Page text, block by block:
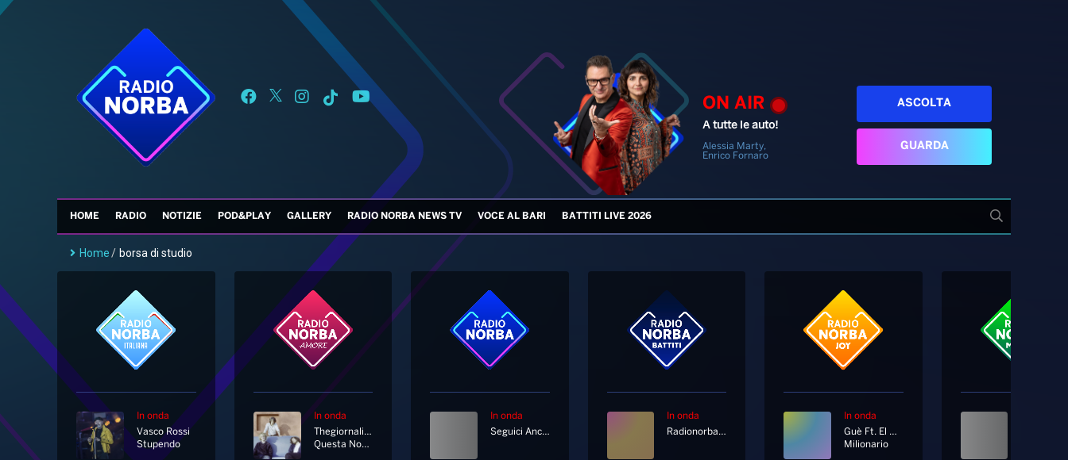
ON AIR
A tutte le auto!
Alessia Marty,
Enrico Fornaro
ASCOLTA
GUARDA
HOME RADIO NOTIZIE POD&PLAY GALLERY RADIO NORBA NEWS TV VOCE AL BARI BATTITI LIVE 2026
Home/ borsa di studio
In onda
Vasco Rossi
Stupendo
In onda
Thegiornalisti
Questa Nostra Stupida Canzone D'amore
In onda
Seguici Anche In Diretta Tv Al Canale 11 E 730 Di Sky
In onda
Radionorba News
In onda
Guè Ft. El Micha
Milionario